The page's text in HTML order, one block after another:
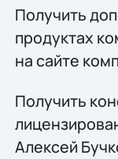
Получить
продуктах
на сайте
Получить
Алексей